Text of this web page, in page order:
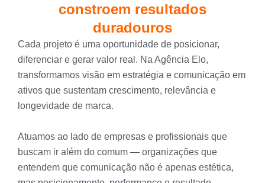
constroem resultados
duradouros
Cada projeto é uma oportunidade de posicionar,
diferenciar e gerar valor real. Na Agência Elo,
transformamos visão em estratégia e comunicação em
ativos que sustentam crescimento, relevância e
longevidade de marca.
Atuamos ao lado de empresas e profissionais que
buscam ir além do comum — organizações que
entendem que comunicação não é apenas estética,